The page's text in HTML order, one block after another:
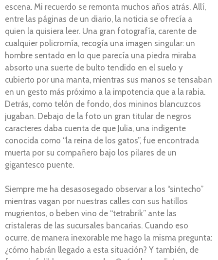
escena. Mi recuerdo se remonta muchos años atrás. Allí,
entre las páginas de un diario, la noticia se ofrecía a
quien la quisiera leer. Una gran fotografía, carente de
cualquier policromía, recogía una imagen singular: un
hombre sentado en lo que parecía una piedra miraba
absorto una suerte de bulto tendido en el suelo y
cubierto por una manta, mientras sus manos se tensaban
en un gesto más próximo a la impotencia que a la rabia.
Detrás, como telón de fondo, dos mininos blancuzcos
jugaban. Debajo de la foto un gran titular de negros
caracteres daba cuenta de que Julia, una indigente
conocida como “la reina de los gatos”, fue encontrada
muerta por su compañero bajo los pilares de un
gigantesco puente.
Siempre me ha desasosegado observar a los “sintecho”
mientras vagan por nuestras calles con sus hatillos
mugrientos, o beben vino de “tetrabrik” ante las
cristaleras de las sucursales bancarias. Cuando eso
ocurre, de manera inexorable me hago la misma pregunta:
¿cómo habrán llegado a esta situación? Y también, de